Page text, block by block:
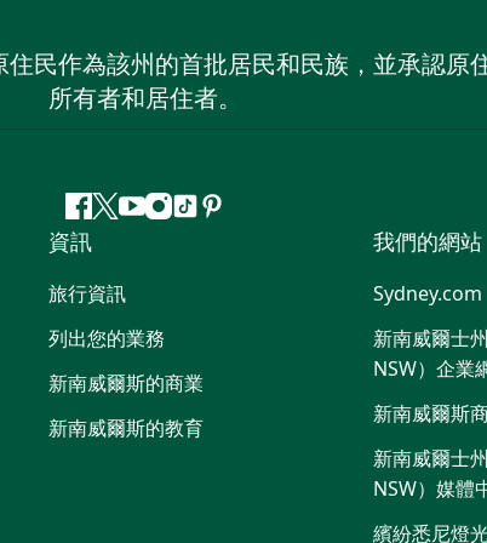
民作為該州的首批居民和民族，並承認原
所有者和居住者。
Facebook
嘰
喳
喳
Youtube
Instagram
抖 Pinterest
資訊
旅行資訊
列出您的業務
新南威爾斯的商業
新南威爾斯的教育
我們的網站
Sydney.com
新南威爾士
NSW）企業
新南威爾斯
新南威爾士
NSW）媒體
繽紛悉尼燈